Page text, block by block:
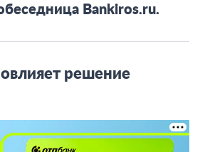
Bankiros.ru.
решение